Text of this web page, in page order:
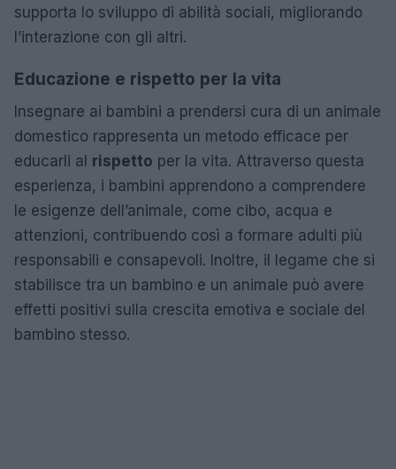
supporta lo sviluppo di abilità sociali, migliorando
l’interazione con gli altri.
Educazione e rispetto per la vita
Insegnare ai bambini a prendersi cura di un animale
domestico rappresenta un metodo efficace per
educarli al rispetto per la vita. Attraverso questa
esperienza, i bambini apprendono a comprendere
le esigenze dell’animale, come cibo, acqua e
attenzioni, contribuendo così a formare adulti più
responsabili e consapevoli. Inoltre, il legame che si
stabilisce tra un bambino e un animale può avere
effetti positivi sulla crescita emotiva e sociale del
bambino stesso.